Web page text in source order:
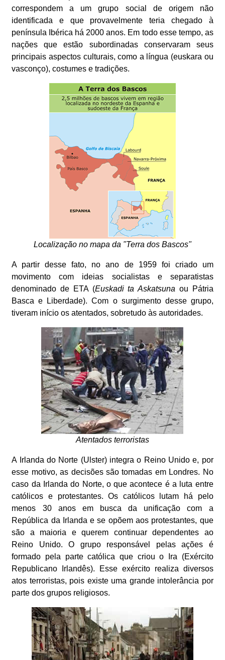
correspondem a um grupo social de origem não
identificada e que provavelmente teria chegado à
península Ibérica há 2000 anos. Em todo esse tempo, as
nações que estão subordinadas conservaram seus
principais aspectos culturais, como a língua (euskara ou
vasconço), costumes e tradições.
Localização no mapa da "Terra dos Bascos"
A partir desse fato, no ano de 1959 foi criado um
movimento com ideias socialistas e separatistas
denominado de ETA (Euskadi ta Askatsuna ou Pátria
Basca e Liberdade). Com o surgimento desse grupo,
tiveram início os atentados, sobretudo às autoridades.
Atentados terroristas
A Irlanda do Norte (Ulster) integra o Reino Unido e, por
esse motivo, as decisões são tomadas em Londres. No
caso da Irlanda do Norte, o que acontece é a luta entre
católicos e protestantes. Os católicos lutam há pelo
menos 30 anos em busca da unificação com a
República da Irlanda e se opõem aos protestantes, que
são a maioria e querem continuar dependentes ao
Reino Unido. O grupo responsável pelas ações é
formado pela parte católica que criou o Ira (Exército
Republicano Irlandês). Esse exército realiza diversos
atos terroristas, pois existe uma grande intolerância por
parte dos grupos religiosos.